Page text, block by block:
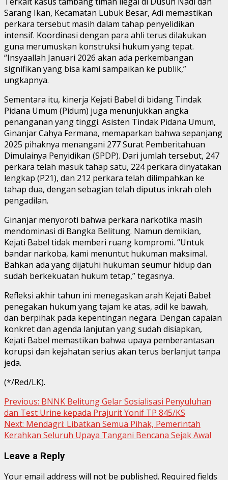
Sarang Ikan, Kecamatan Lubuk Besar, Adi memastikan
perkara tersebut masih dalam tahap penyelidikan
intensif. Koordinasi dengan para ahli terus dilakukan
guna merumuskan konstruksi hukum yang tepat.
“Insyaallah Januari 2026 akan ada perkembangan
signifikan yang bisa kami sampaikan ke publik,”
ungkapnya.
Sementara itu, kinerja Kejati Babel di bidang Tindak
Pidana Umum (Pidum) juga menunjukkan angka
penanganan yang tinggi. Asisten Tindak Pidana Umum,
Ginanjar Cahya Fermana, memaparkan bahwa sepanjang
2025 pihaknya menangani 277 Surat Pemberitahuan
Dimulainya Penyidikan (SPDP). Dari jumlah tersebut, 247
perkara telah masuk tahap satu, 224 perkara dinyatakan
lengkap (P21), dan 212 perkara telah dilimpahkan ke
tahap dua, dengan sebagian telah diputus inkrah oleh
pengadilan.
Ginanjar menyoroti bahwa perkara narkotika masih
mendominasi di Bangka Belitung. Namun demikian,
Kejati Babel tidak memberi ruang kompromi. “Untuk
bandar narkoba, kami menuntut hukuman maksimal.
Bahkan ada yang dijatuhi hukuman seumur hidup dan
sudah berkekuatan hukum tetap,” tegasnya.
Refleksi akhir tahun ini menegaskan arah Kejati Babel:
penegakan hukum yang tajam ke atas, adil ke bawah,
dan berpihak pada kepentingan negara. Dengan capaian
konkret dan agenda lanjutan yang sudah disiapkan,
Kejati Babel memastikan bahwa upaya pemberantasan
korupsi dan kejahatan serius akan terus berlanjut tanpa
jeda.
(*/Red/LK).
Continue
Reading
Previous: BNNK Belitung Gelar Sosialisasi Penyuluhan
dan Test Urine kepada Prajurit Yonif TP 845/KS
Next: Mendagri: Libatkan Semua Pihak, Pemerintah
Kerahkan Seluruh Upaya Tangani Bencana Sejak Awal
Leave a Reply
Your email address will not be published. Required fields